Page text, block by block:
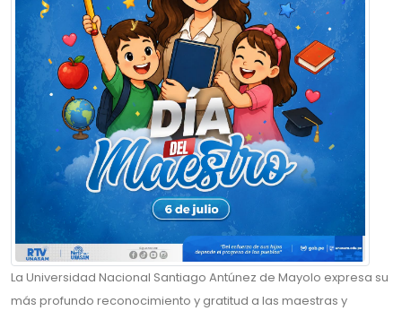
La Universidad Nacional Santiago Antúnez de Mayolo expresa su
más profundo reconocimiento y gratitud a las maestras y